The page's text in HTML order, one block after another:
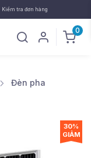
Kiểm tra đơn hàng
0
Đèn pha
30%
GIẢM